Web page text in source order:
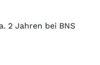
2 Jahren bei BNS